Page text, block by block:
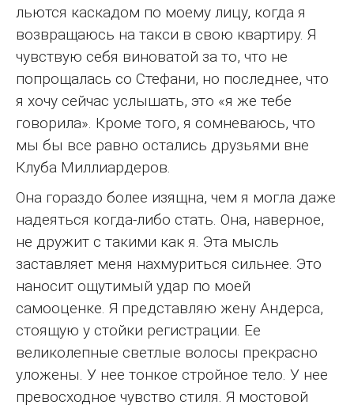
льются каскадом по моему лицу, когда я
возвращаюсь на такси в свою квартиру. Я
чувствую себя виноватой за то, что не
попрощалась со Стефани, но последнее, что
я хочу сейчас услышать, это «я же тебе
говорила». Кроме того, я сомневаюсь, что
мы бы все равно остались друзьями вне
Клуба Миллиардеров.
Она гораздо более изящна, чем я могла даже
надеяться когда-либо стать. Она, наверное,
не дружит с такими как я. Эта мысль
заставляет меня нахмуриться сильнее. Это
наносит ощутимый удар по моей
самооценке. Я представляю жену Андерса,
стоящую у стойки регистрации. Ее
великолепные светлые волосы прекрасно
уложены. У нее тонкое стройное тело. У нее
превосходное чувство стиля. Я мостовой